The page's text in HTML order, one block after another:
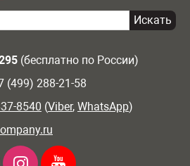
(бесплатно по России)
(499) 288-21-58
8540 (Viber, WhatsApp)